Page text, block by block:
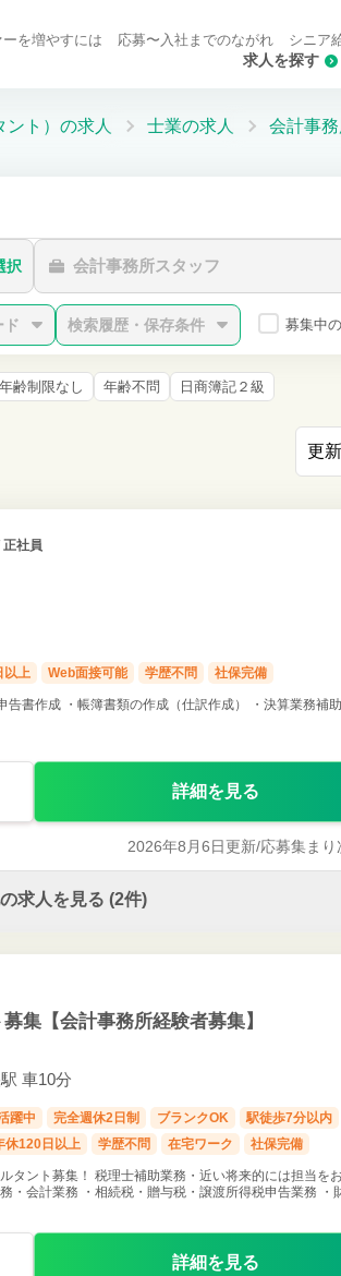
求人を探す
ーを増やすには 応募〜入社までのながれ シニア
ト）の求人 士業の求人 会計事
択 会計事務所スタッフ
ド 検索履歴・保存条件 募集中
齢制限なし 年齢不問
日商簿記２級
社員
以上 Web面接可能 学歴不問 社保完備
書作成 ・帳簿書類の作成（仕訳作成） ・決算業務補
詳細を見る
2026年8月6日更新/応募集まり
求人を見る (2件)
集【会計事務所経験者募集】
車10分
躍中 完全週休2日制 ブランクOK
駅徒歩7分以内
休120日以上 学歴不問 在宅ワーク 社保完備
タント募集！ 税理士補助業務・近い将来的には担当を
・会計業務 ・相続税・贈与税・譲渡所得税申告業務 ・
詳細を見る